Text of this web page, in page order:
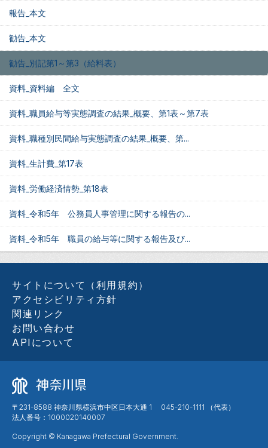
報告_本文
勧告_本文
勧告_別記第1～第3（給料表）
資料_資料編 全文
資料_職員給与等実態調査の結果_概要、第1表～第7表
資料_職種別民間給与実態調査の結果_概要、第...
資料_生計費_第17表
資料_労働経済情勢_第18表
資料_令和5年 公務員人事管理に関する報告の...
資料_令和5年 職員の給与等に関する報告及び...
サイトについて（利用規約）
アクセシビリティ方針
関連リンク
お問い合わせ
APIについて
〒231-8588 神奈川県横浜市中区日本大通 1 045-210-1111 （代表）
法人番号：1000020140007
Copyright © Kanagawa Prefectural Government.